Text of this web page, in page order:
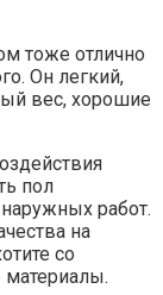
тоже отлично
Он легкий,
вес, хорошие
пол
работ.
на
со
материалы.